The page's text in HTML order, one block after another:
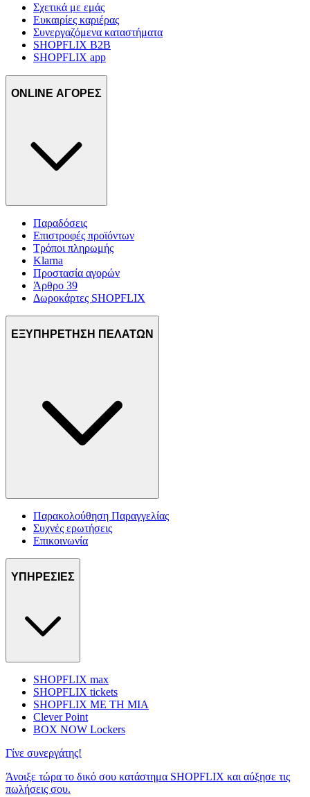
Σχετικά με εμάς
Ευκαιρίες καριέρας
Συνεργαζόμενα καταστήματα
SHOPFLIX B2B
SHOPFLIX app
ONLINE ΑΓΟΡΕΣ
Παραδόσεις
Επιστροφές προϊόντων
Τρόποι πληρωμής
Klarna
Προστασία αγορών
Άρθρο 39
Δωροκάρτες SHOPFLIX
ΕΞΥΠΗΡΕΤΗΣΗ ΠΕΛΑΤΩΝ
Παρακολούθηση Παραγγελίας
Συχνές ερωτήσεις
Επικοινωνία
ΥΠΗΡΕΣΙΕΣ
SHOPFLIX max
SHOPFLIX tickets
SHOPFLIX ΜΕ ΤΗ ΜΙΑ
Clever Point
BOX NOW Lockers
Γίνε συνεργάτης!
Άνοιξε τώρα το δικό σου κατάστημα SHOPFLIX και αύξησε τις
πωλήσεις σου.